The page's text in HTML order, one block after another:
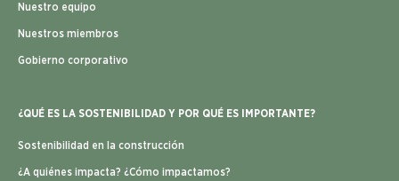
Nuestro equipo
Nuestros miembros
Gobierno corporativo
¿QUÉ ES LA SOSTENIBILIDAD Y POR QUÉ ES IMPORTANTE?
Sostenibilidad en la construcción
¿A quiénes impacta? ¿Cómo impactamos?